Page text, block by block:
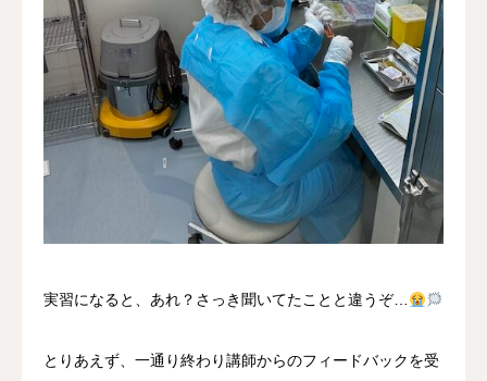
実習になると、あれ？さっき聞いてたことと違うぞ…
とりあえず、一通り終わり講師からのフィードバックを受